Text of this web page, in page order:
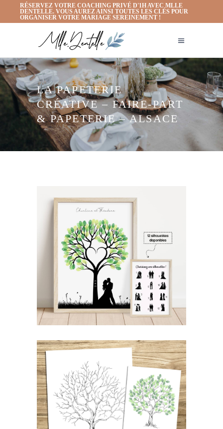
RÉSERVEZ VOTRE COACHING PRIVÉ D'1H AVEC MLLE
DENTELLE. VOUS AUREZ AINSI TOUTES LES CLÉS POUR
ORGANISER VOTRE MARIAGE SEREINEMENT !
LA PAPETERIE
CRÉATIVE – FAIRE-PART
& PAPETERIE – ALSACE